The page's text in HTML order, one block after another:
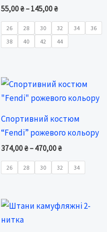
55,00₴– 145,00₴
26 28 30 32 34
36
38
40 42 44
Спортивний костюм
“Fendi” рожевого кольору
374,00₴– 470,00₴
Price
374,00 ₴
470,00 ₴
26 28 30 32 34
Price